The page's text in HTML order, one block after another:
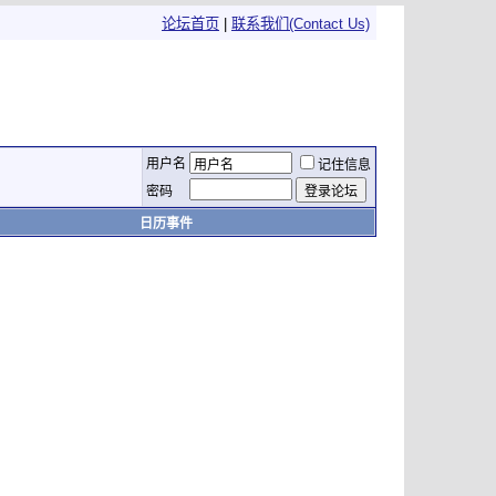
论坛首页 联系我们(Contact Us)
用户名
记住信息
密码
日历事件